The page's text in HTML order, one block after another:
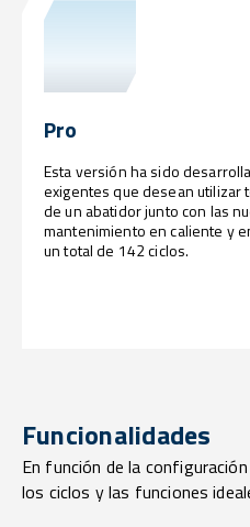
Pro
Esta versión ha sido
exigentes que desean utilizar
de un abatidor junto con las
mantenimiento en caliente y
un total de 142 ciclos.
Funcionalidades
En función de la
los ciclos y las funciones